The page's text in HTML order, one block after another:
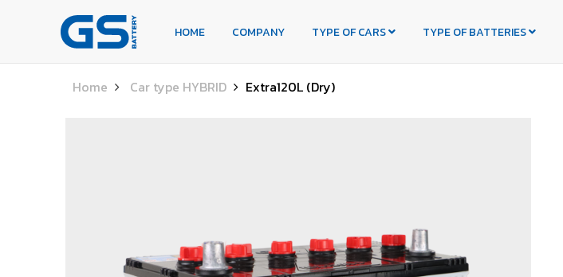
HOME COMPANY TYPE OF CARS TYPE OF BATTERIES
TYPE OF BATTERIES
TYPE OF CARS
OUR SERVICE
NEWS
Home Car type HYBRID Extra120L (Dry)